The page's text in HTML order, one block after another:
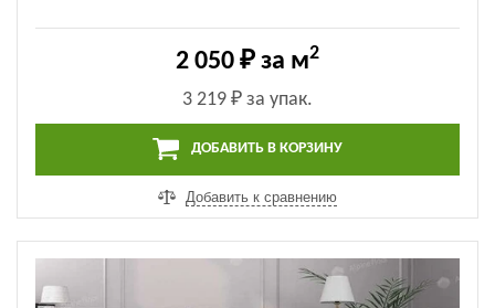
2 050 ₽ за м2
3 219 ₽ за упак.
ДОБАВИТЬ В КОРЗИНУ
Добавить к сравнению